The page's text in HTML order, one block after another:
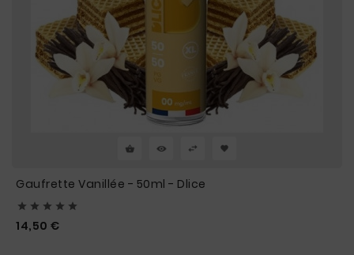
Gaufrette Vanillée - 50ml - Dlice
    
14,50 €